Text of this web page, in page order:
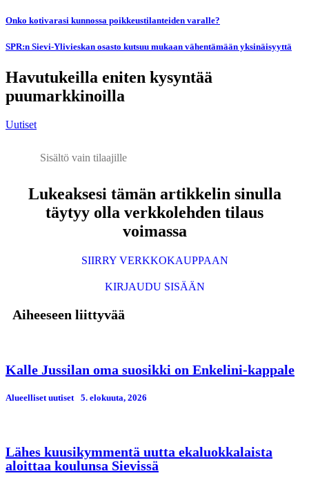
Onko kotivarasi kunnossa poikkeustilanteiden varalle?
SPR:n Sievi-Ylivieskan osasto kutsuu mukaan vähentämään yksinäisyyttä
Havutukeilla eniten kysyntää
puumarkkinoilla
Uutiset
Sisältö vain tilaajille
Lukeaksesi tämän artikkelin sinulla
täytyy olla verkkolehden tilaus
voimassa
SIIRRY VERKKOKAUPPAAN
KIRJAUDU SISÄÄN
Aiheeseen liittyvää
Kalle Jussilan oma suosikki on Enkelini-kappale
Alueelliset uutiset 5. elokuuta, 2026
Lähes kuusikymmentä uutta ekaluokkalaista
aloittaa koulunsa Sievissä